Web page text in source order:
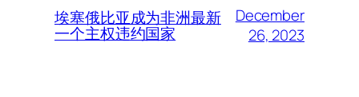
埃塞俄比亚成为非洲最新
一个主权违约国家
December
26, 2023